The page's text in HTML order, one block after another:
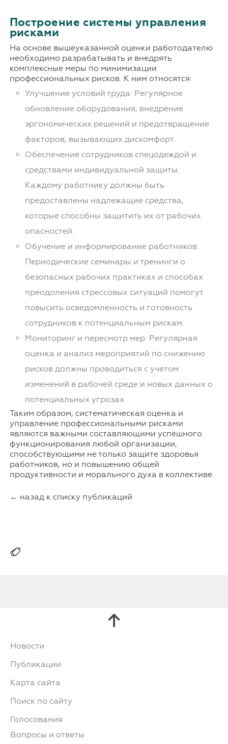
Построение системы управления
рисками
На основе вышеуказанной оценки работодателю
необходимо разрабатывать и внедрять
комплексные меры по минимизации
профессиональных рисков. К ним относятся:
Улучшение условий труда: Регулярное
обновление оборудования, внедрение
эргономических решений и предотвращение
факторов, вызывающих дискомфорт.
Обеспечение сотрудников спецодеждой и
средствами индивидуальной защиты:
Каждому работнику должны быть
предоставлены надлежащие средства,
которые способны защитить их от рабочих
опасностей.
Обучение и информирование работников:
Периодические семинары и тренинги о
безопасных рабочих практиках и способах
преодоления стрессовых ситуаций помогут
повысить осведомленность и готовность
сотрудников к потенциальным рискам.
Мониторинг и пересмотр мер: Регулярная
оценка и анализ мероприятий по снижению
рисков должны проводиться с учетом
изменений в рабочей среде и новых данных о
потенциальных угрозах.
Таким образом, систематическая оценка и
управление профессиональными рисками
являются важными составляющими успешного
функционирования любой организации,
способствующими не только защите здоровья
работников, но и повышению общей
продуктивности и морального духа в коллективе.
← назад к списку публикаций
Новости
Публикации
Карта сайта
Поиск по сайту
Голосования
Вопросы и ответы